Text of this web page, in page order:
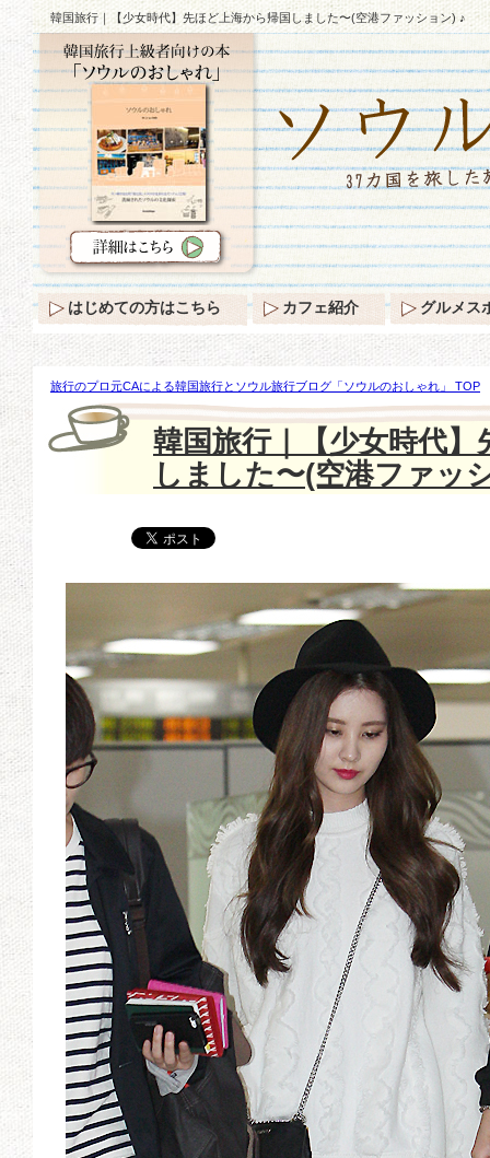
韓国旅行｜【少女時代】先ほど上海から帰国しました〜(空港ファッション) ♪
旅行のプロ元CAによる韓国旅行とソウル旅行ブログ「ソウルのおしゃれ」 TOP
海から帰国しました〜(空港ファッション) ♪
韓国旅行｜【少女時代
しました〜(空港ファッ
はじめての方はこちら カフェ紹介 グルメス